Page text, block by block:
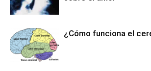
¿Cómo funciona el